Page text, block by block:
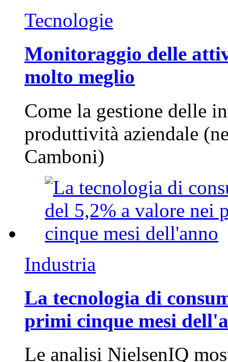
Tecnologie
Monitoraggio delle
molto meglio
Come la gestione delle
produttività aziendale
Camboni)
Industria
La tecnologia di
primi cinque mesi
Le analisi NielsenIQ